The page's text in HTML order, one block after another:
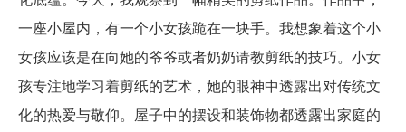
一座小屋内，有一个小女孩跪在一块手。我想象着这个小
女孩应该是在向她的爷爷或者奶奶请教剪纸的技巧。小女
孩专注地学习着剪纸的艺术，她的眼神中透露出对传统文
化的热爱与敬仰。屋子中的摆设和装饰物都透露出家庭的